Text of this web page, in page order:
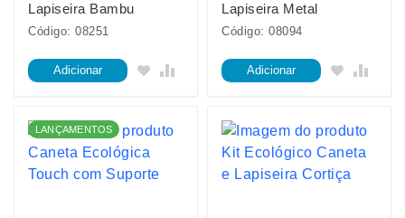
Lapiseira Bambu
Código: 08251
Adicionar
Lapiseira Metal
Código: 08094
Adicionar
LANÇAMENTOS